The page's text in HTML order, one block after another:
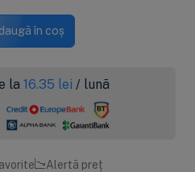
în coș
la 16.35 lei / lună
Alertă preț